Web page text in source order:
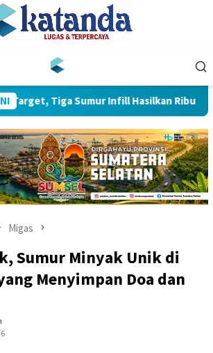
Tiga Sumur Infill Hasilkan Ribuan Barel
Migas
Sumur Minyak Unik di
Menyimpan Doa dan